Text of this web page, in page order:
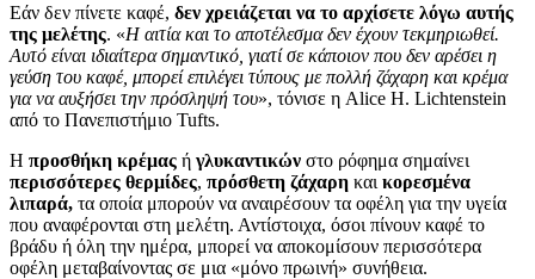
Εάν δεν πίνετε καφέ, δεν χρειάζεται να το αρχίσετε λόγω αυτής
της μελέτης. «Η αιτία και το αποτέλεσμα δεν έχουν τεκμηριωθεί.
Αυτό είναι ιδιαίτερα σημαντικό, γιατί σε κάποιον που δεν αρέσει η
γεύση του καφέ, μπορεί επιλέγει τύπους με πολλή ζάχαρη και κρέμα
για να αυξήσει την πρόσληψή του», τόνισε η Alice H. Lichtenstein
από το Πανεπιστήμιο Tufts.
Η προσθήκη κρέμας ή γλυκαντικών στο ρόφημα σημαίνει
περισσότερες θερμίδες, πρόσθετη ζάχαρη και κορεσμένα
λιπαρά, τα οποία μπορούν να αναιρέσουν τα οφέλη για την υγεία
που αναφέρονται στη μελέτη. Αντίστοιχα, όσοι πίνουν καφέ το
βράδυ ή όλη την ημέρα, μπορεί να αποκομίσουν περισσότερα
οφέλη μεταβαίνοντας σε μια «μόνο πρωινή» συνήθεια.